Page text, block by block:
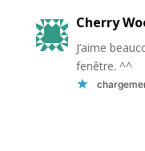
Cherry
J’aime
fenêtre. ^^